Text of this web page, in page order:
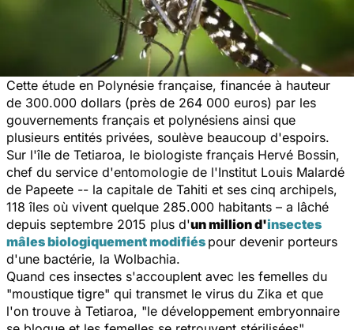
Cette étude en Polynésie française, financée à hauteur
de 300.000 dollars (près de 264 000 euros) par les
gouvernements français et polynésiens ainsi que
plusieurs entités privées, soulève beaucoup d'espoirs.
Sur l'île de Tetiaroa, le biologiste français Hervé Bossin,
chef du service d'entomologie de l'Institut Louis Malardé
de Papeete -- la capitale de Tahiti et ses cinq archipels,
118 îles où vivent quelque 285.000 habitants – a lâché
depuis septembre 2015 plus d'un million d'insectes
mâles biologiquement modifiés pour devenir porteurs
d'une bactérie, la Wolbachia.
Quand ces insectes s'accouplent avec les femelles du
"moustique tigre" qui transmet le virus du Zika et que
l'on trouve à Tetiaroa, "le développement embryonnaire